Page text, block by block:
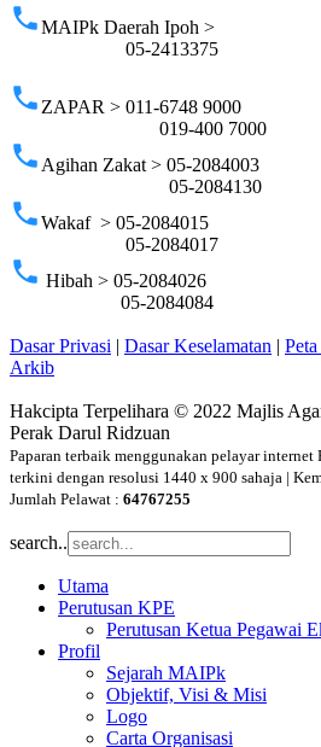
phoneMAIPk Daerah Ipoh >
05-2413375
phone ZAPAR > 011-6748 9000
019-400 7000
phone Agihan Zakat > 05-2084003
05-2084130
phoneWakaf > 05-2084015
05-2084017
phone Hibah > 05-2084026
05-2084084
Dasar Privasi | Dasar Keselamatan |
Arkib
Hakcipta Terpelihara © 2022 Majlis
Perak Darul Ridzuan
Paparan terbaik menggunakan pelayar internet
terkini dengan resolusi 1440 x 900 sahaja |
Jumlah Pelawat : 64767255
search..
Utama
Perutusan KPE
Perutusan Ketua Pegawai
Profil
Sejarah MAIPk
Objektif, Visi & Misi
Logo
Carta Organisasi